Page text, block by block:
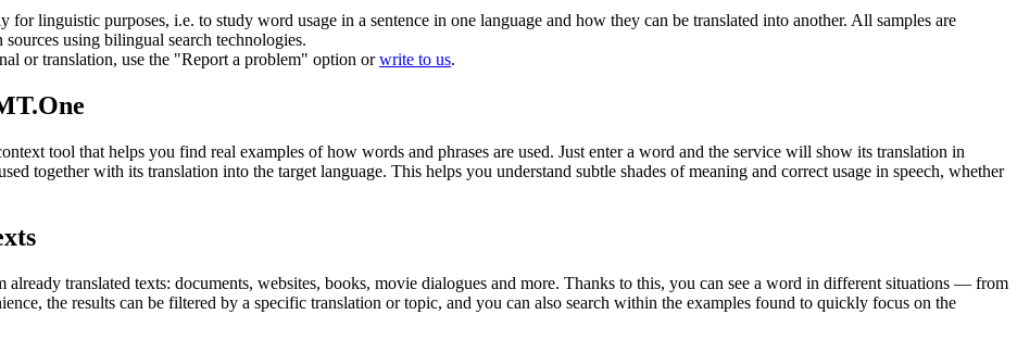
linguistic purposes, i.e. to study word usage in a sentence in one language and how they can be translated into another. All samples are
using bilingual search technologies.
or translation, use the "Report a problem" option orwrite to us.
tool that helps you find real examples of how words and phrases are used. Just enter a word and the service will show its translation in
together with its translation into the target language. This helps you understand subtle shades of meaning and correct usage in speech, whether
translated texts: documents, websites, books, movie dialogues and more. Thanks to this, you can see a word in different situations — from
the results can be filtered by a specific translation or topic, and you can also search within the examples found to quickly focus on the